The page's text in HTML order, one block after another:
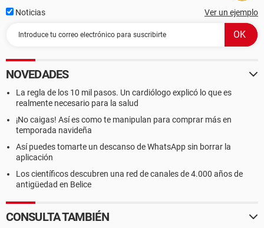
Noticias Ver un ejemplo
NOVEDADES
La regla de los 10 mil pasos. Un cardiólogo explicó lo que es
realmente necesario para la salud
¡No caigas! Así es como te manipulan para comprar más en
temporada navideña
Así puedes tomarte un descanso de WhatsApp sin borrar la
aplicación
Los científicos descubren una red de canales de 4.000 años de
antigüedad en Belice
CONSULTA TAMBIÉN